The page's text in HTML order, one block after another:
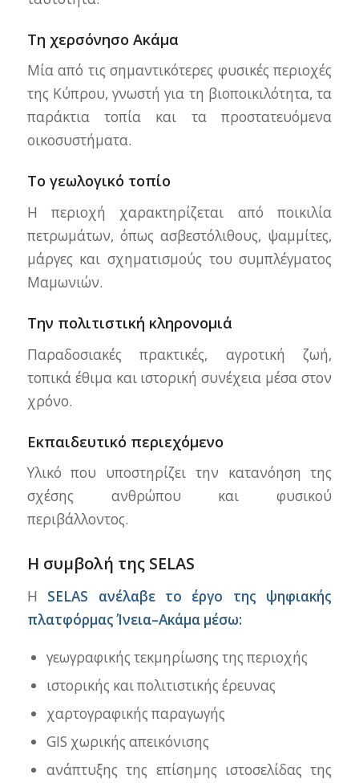
Τη χερσόνησο Ακάμα
Μία από τις σημαντικότερες φυσικές περιοχές
της Κύπρου, γνωστή για τη βιοποικιλότητα, τα
παράκτια τοπία και τα προστατευόμενα
οικοσυστήματα.
Το γεωλογικό τοπίο
Η περιοχή χαρακτηρίζεται από ποικιλία
πετρωμάτων, όπως ασβεστόλιθους, ψαμμίτες,
μάργες και σχηματισμούς του συμπλέγματος
Μαμωνιών.
Την πολιτιστική κληρονομιά
Παραδοσιακές πρακτικές, αγροτική ζωή,
τοπικά έθιμα και ιστορική συνέχεια μέσα στον
χρόνο.
Εκπαιδευτικό περιεχόμενο
Υλικό που υποστηρίζει την κατανόηση της
σχέσης ανθρώπου και φυσικού
περιβάλλοντος.
Η συμβολή της SELAS
Η SELAS ανέλαβε το έργο της ψηφιακής
πλατφόρμας Ίνεια–Ακάμα μέσω:
γεωγραφικής τεκμηρίωσης της περιοχής
ιστορικής και πολιτιστικής έρευνας
χαρτογραφικής παραγωγής
GIS χωρικής απεικόνισης
ανάπτυξης της επίσημης ιστοσελίδας της